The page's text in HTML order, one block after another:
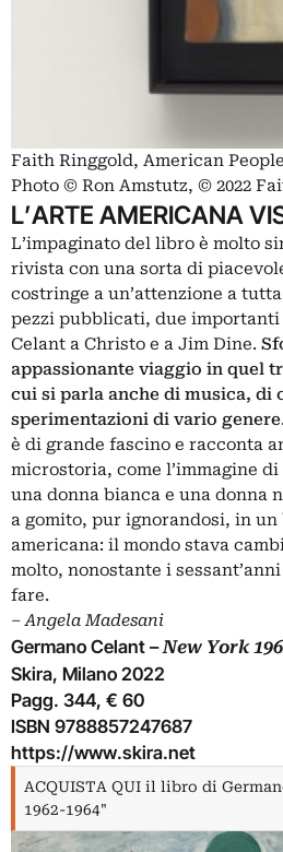
Faith Ringgold, American
Photo © Ron Amstutz, © 2022
L’ARTE AMERICANA
L’impaginato del libro è molto
rivista con una sorta di
costringe a un’attenzione a
pezzi pubblicati, due
Celant a Christo e a Jim Dine.
appassionante viaggio in quel
cui si parla anche di musica, di
sperimentazioni di vario genere
è di grande fascino e racconta
microstoria, come l’immagine
una donna bianca e una donna
a gomito, pur ignorandosi, in
americana: il mondo stava
molto, nonostante i
fare.
‒Angela Madesani
Germano Celant –New York
Skira, Milano 2022
Pagg. 344, € 60
ISBN 9788857247687
https://www.skira.net
ACQUISTA QUI il libro di
1962-1964"